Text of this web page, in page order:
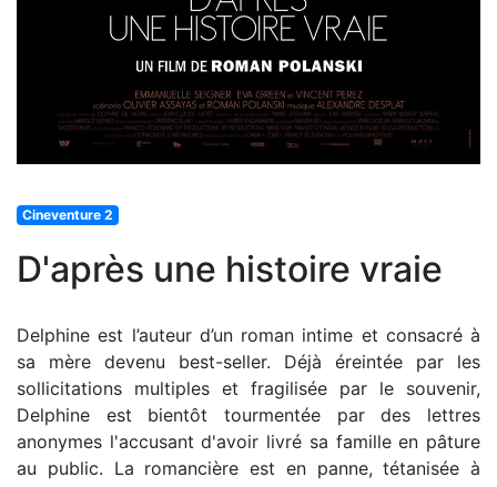
Cineventure 2
D'après une histoire vraie
Delphine est l’auteur d’un roman intime et consacré à
sa mère devenu best-seller. Déjà éreintée par les
sollicitations multiples et fragilisée par le souvenir,
Delphine est bientôt tourmentée par des lettres
anonymes l'accusant d'avoir livré sa famille en pâture
au public. La romancière est en panne, tétanisée à